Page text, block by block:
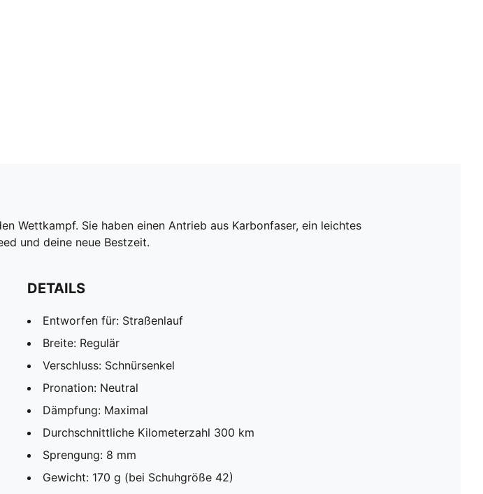
Wettkampf. Sie haben einen Antrieb aus Karbonfaser, ein leichtes
und deine neue Bestzeit.
DETAILS
Entworfen für: Straßenlauf
Breite: Regulär
Verschluss: Schnürsenkel
Pronation: Neutral
Dämpfung: Maximal
Durchschnittliche Kilometerzahl 300 km
Sprengung: 8 mm
Gewicht: 170 g (bei Schuhgröße 42)